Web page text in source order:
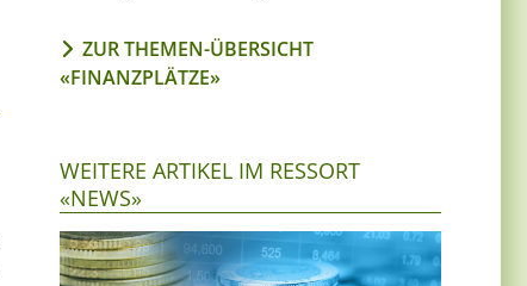
ZUR THEMEN-ÜBERSICHT
«FINANZPLÄTZE»
WEITERE ARTIKEL IM RESSORT
«NEWS»